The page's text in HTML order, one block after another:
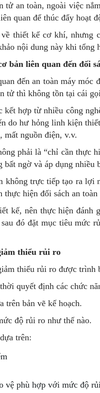
an toàn, ngoài việc
quan để thúc đẩy hoạt
thiết kế cơ khí, nhưng
nội dung này khi tổng
bản liên quan đến đối
đến an toàn máy
tử thì không tồn tại cái
hợp từ nhiều công
do hư hỏng linh kiện
mất nguồn điện, v.v.
phải là “chỉ cần thực
bất ngờ và áp dụng nhiều
không trực tiếp tạo ra lợi
hiện đối sách an
kế, nên thực hiện đánh
đó đặt mục tiêu mức
thiểu rủi ro
thiểu rủi ro được trình
quyết định các chức
trên bản vẽ kế hoạch.
độ rủi ro như thế nào.
trên:
vệ phù hợp với mức độ